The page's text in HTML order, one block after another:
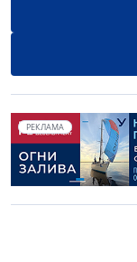
РЕКЛАМА